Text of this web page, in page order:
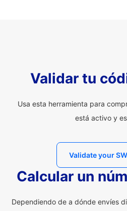
Validar tu
Usa esta herramienta para
está activo y
Validate your
Calcular un
Dependiendo de a dónde envíes